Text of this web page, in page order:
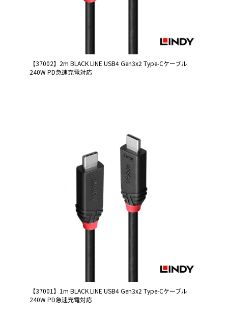
【37002】2m BLACK LINE USB4 Gen3x2 Type-Cケーブル
240W PD急速充電対応
【37001】1m BLACK LINE USB4 Gen3x2 Type-Cケーブル
240W PD急速充電対応